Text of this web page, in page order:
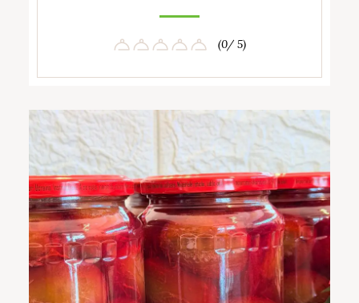
(0/ 5)